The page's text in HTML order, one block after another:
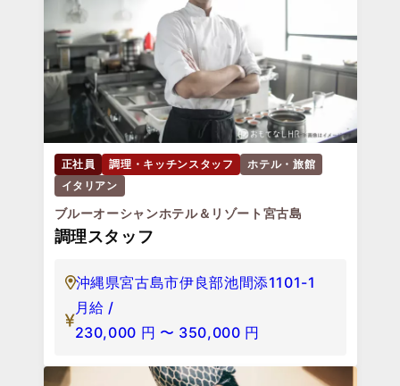
正社員 調理・キッチンスタッフ
ホテル・旅館
イタリアン
ブルーオーシャンホテル＆リゾート宮古島
調理スタッフ
沖縄県宮古島市伊良部池間添1101-1
月給 /
230,000 円 〜 350,000 円